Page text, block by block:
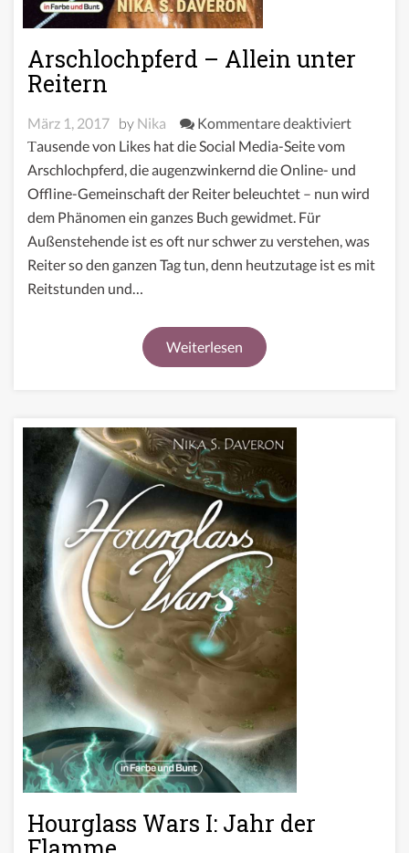
Arschlochpferd – Allein unter
Reitern
März 1, 2017 by Nika Kommentare deaktiviertfür
–
Allein
Tausende von Likes hat die Social Media-Seite vom
Arschlochpferd, die augenzwinkernd die Online- und
Offline-Gemeinschaft der Reiter beleuchtet – nun wird
dem Phänomen ein ganzes Buch gewidmet. Für
Außenstehende ist es oft nur schwer zu verstehen, was
Reiter so den ganzen Tag tun, denn heutzutage ist es mit
Reitstunden und…
Weiterlesen
Hourglass Wars I: Jahr der